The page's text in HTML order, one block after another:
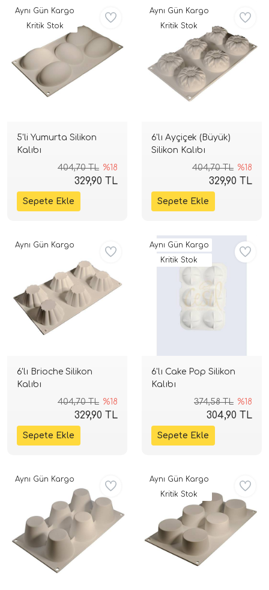
5'li Yumurta Silikon
Kalıbı
404,70 TL %18
329,90 TL
Aynı Gün Kargo
Kritik Stok
6'lı Ayçiçek (Büyük)
Silikon Kalıbı
404,70 TL %18
329,90 TL
Aynı Gün Kargo
Kritik Stok
6'lı Brioche Silikon
Kalıbı
404,70 TL %18
329,90 TL
Aynı Gün Kargo
6'lı Cake Pop Silikon
Kalıbı
374,58 TL %18
304,90 TL
Aynı Gün Kargo
Kritik Stok
Aynı Gün Kargo
Aynı Gün Kargo
Kritik Stok